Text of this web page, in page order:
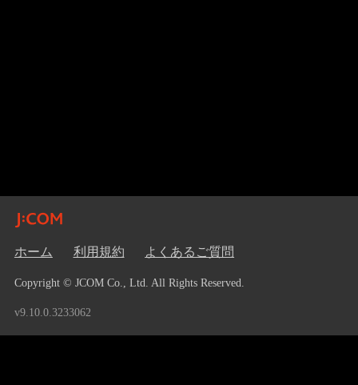
ホーム 利用規約 よくあるご質問
Copyright © JCOM Co., Ltd. All Rights Reserved.
v9.10.0.3233062